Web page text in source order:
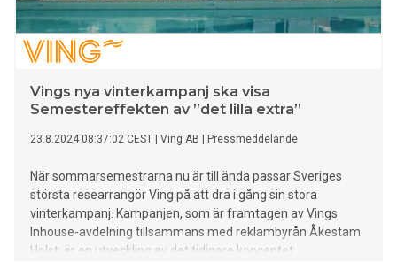
Vings nya vinterkampanj ska visa
Semestereffekten av ”det lilla extra”
23.8.2024 08:37:02 CEST Ving AB Pressmeddelande
När sommarsemestrarna nu är till ända passar Sveriges
största researrangör Ving på att dra i gång sin stora
vinterkampanj. Kampanjen, som är framtagen av Vings
Inhouse-avdelning tillsammans med reklambyrån Åkestam
Holst, är en utveckling av det tidigare konceptet